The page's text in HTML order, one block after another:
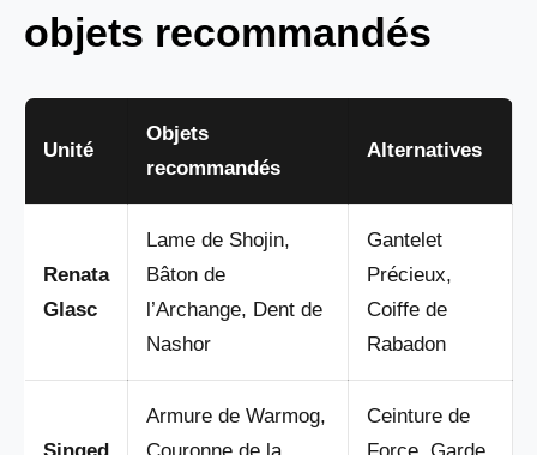
objets recommandés
Unité
Objets
recommandés
Alternatives
Renata
Glasc
Lame de Shojin,
Bâton de
l’Archange, Dent de
Nashor
Gantelet
Précieux,
Coiffe de
Rabadon
Armure de Warmog,
Ceinture de